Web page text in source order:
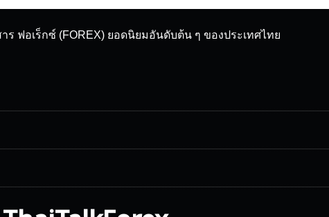
ฟอเร็กซ์ (FOREX) ยอดนิยมอันดับต้น ๆ ของประเทศไทย